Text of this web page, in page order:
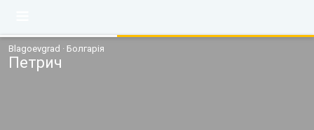
Blagoevgrad · Болгарія
Петрич